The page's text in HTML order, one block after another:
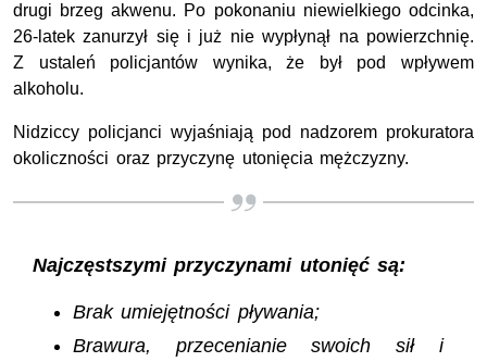
drugi brzeg akwenu. Po pokonaniu niewielkiego odcinka,
26-latek zanurzył się i już nie wypłynął na powierzchnię.
Z ustaleń policjantów wynika, że był pod wpływem
alkoholu.
Nidziccy policjanci wyjaśniają pod nadzorem prokuratora
okoliczności oraz przyczynę utonięcia mężczyzny.
Najczęstszymi przyczynami utonięć są:
Brak umiejętności pływania;
Brawura, przecenianie swoich sił i